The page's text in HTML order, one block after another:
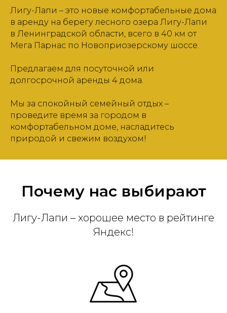
Лигу-Лапи – это новые комфортабельные дома
в аренду на берегу лесного озера Лигу-Лапи
в Ленинградской области, всего в 40 км от
Мега Парнас по Новоприозерскому шоссе.
Предлагаем для посуточной или
долгосрочной аренды 4 дома.
Мы за спокойный семейный отдых –
проведите время за городом в
комфортабельном доме, насладитесь
природой и свежим воздухом!
Почему нас выбирают
Лигу-Лапи – хорошее место в рейтинге
Яндекс!